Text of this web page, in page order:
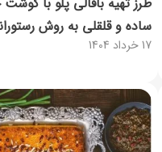
17 خرداد 1404
ساده و قلقلی به روش